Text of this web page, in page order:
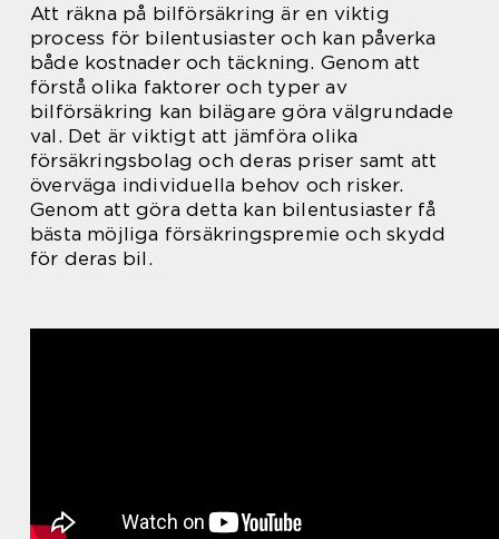
Att räkna på bilförsäkring är en viktig
process för bilentusiaster och kan påverka
både kostnader och täckning. Genom att
förstå olika faktorer och typer av
bilförsäkring kan bilägare göra välgrundade
val. Det är viktigt att jämföra olika
försäkringsbolag och deras priser samt att
överväga individuella behov och risker.
Genom att göra detta kan bilentusiaster få
bästa möjliga försäkringspremie och skydd
för deras bil.